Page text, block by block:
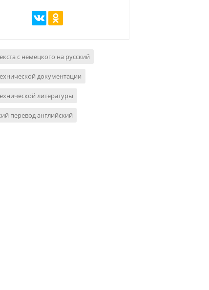
с немецкого на русский
документации
литературы
перевод английский